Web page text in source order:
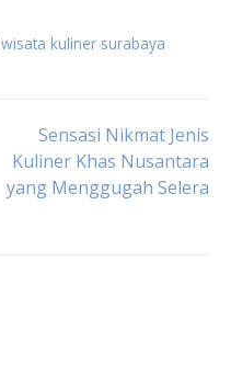
wisata kuliner surabaya
Sensasi Nikmat Jenis
Kuliner Khas Nusantara
yang Menggugah Selera